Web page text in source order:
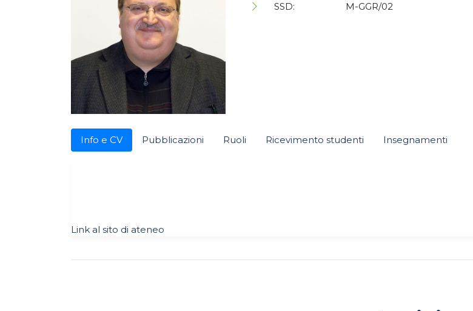
SSD:
M-GGR/02
Info e CV Pubblicazioni Ruoli Ricevimento studenti Insegnamenti
Link al sito di ateneo